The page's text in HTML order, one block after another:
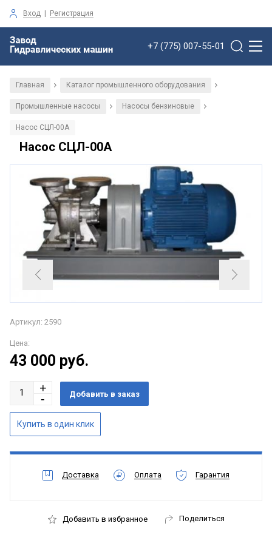
Вход | Регистрация
+7 (775) 007-55-01
Главная / Каталог промышленного оборудования /
Промышленные насосы / Насосы бензиновые /
Насос СЦЛ-00А
Насос СЦЛ-00А
Артикул: 2590
Цена:
43 000 руб.
Доставка Оплата Гарантия
Добавить в избранное Поделиться